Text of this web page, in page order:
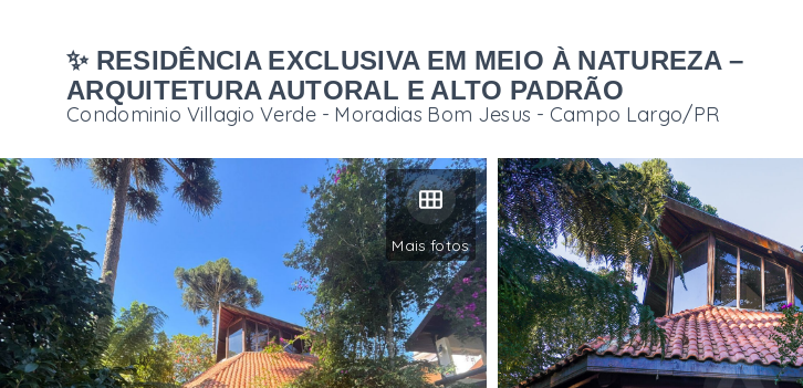
✨ RESIDÊNCIA EXCLUSIVA EM MEIO À NATUREZA –
ARQUITETURA AUTORAL E ALTO PADRÃO
Condominio Villagio Verde - Moradias Bom Jesus - Campo Largo/PR
Mais fotos